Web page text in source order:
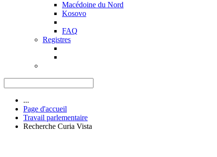
Macédoine du Nord
Kosovo
FAQ
Registres
...
Page d'accueil
Travail parlementaire
Recherche Curia Vista